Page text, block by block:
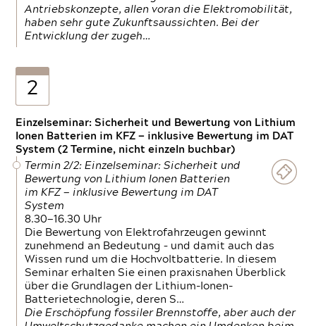
Antriebskonzepte, allen voran die Elektromobilität,
haben sehr gute Zukunftsaussichten. Bei der
Entwicklung der zugeh…
2
Einzelseminar: Sicherheit und Bewertung von Lithium
Ionen Batterien im KFZ — inklusive Bewertung im DAT
System (2 Termine, nicht einzeln buchbar)
Termin 2/2: Einzelseminar: Sicherheit und
Bewertung von Lithium Ionen Batterien
im KFZ — inklusive Bewertung im DAT
System
8.30—16.30 Uhr
Die Bewertung von Elektrofahrzeugen gewinnt
zunehmend an Bedeutung – und damit auch das
Wissen rund um die Hochvoltbatterie. In diesem
Seminar erhalten Sie einen praxisnahen Überblick
über die Grundlagen der Lithium-Ionen-
Batterietechnologie, deren S…
Die Erschöpfung fossiler Brennstoffe, aber auch der